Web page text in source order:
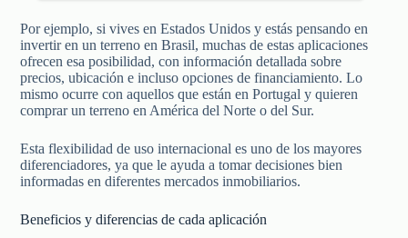
Por ejemplo, si vives en Estados Unidos y estás pensando en
invertir en un terreno en Brasil, muchas de estas aplicaciones
ofrecen esa posibilidad, con información detallada sobre
precios, ubicación e incluso opciones de financiamiento. Lo
mismo ocurre con aquellos que están en Portugal y quieren
comprar un terreno en América del Norte o del Sur.
Esta flexibilidad de uso internacional es uno de los mayores
diferenciadores, ya que le ayuda a tomar decisiones bien
informadas en diferentes mercados inmobiliarios.
Beneficios y diferencias de cada aplicación